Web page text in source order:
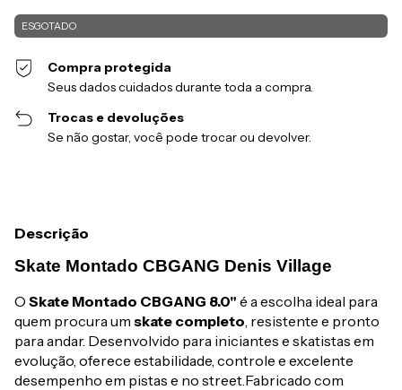
Compra protegida
Seus dados cuidados durante toda a compra.
Trocas e devoluções
Se não gostar, você pode trocar ou devolver.
Descrição
Skate Montado CBGANG Denis Village
O Skate Montado CBGANG 8.0" é a escolha ideal para
quem procura um skate completo, resistente e pronto
para andar. Desenvolvido para iniciantes e skatistas em
evolução, oferece estabilidade, controle e excelente
desempenho em pistas e no street.Fabricado com